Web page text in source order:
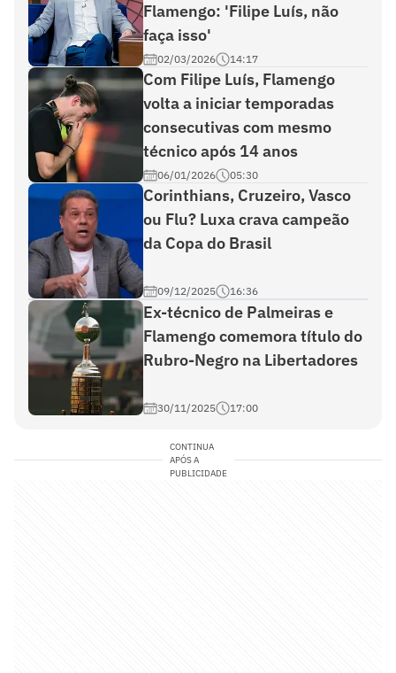
Flamengo: 'Filipe Luís, não
faça isso'
02/03/2026 14:17
Com Filipe Luís, Flamengo
volta a iniciar temporadas
consecutivas com mesmo
técnico após 14 anos
06/01/2026 05:30
Corinthians, Cruzeiro, Vasco
ou Flu? Luxa crava campeão
da Copa do Brasil
09/12/2025 16:36
Ex-técnico de Palmeiras e
Flamengo comemora título do
Rubro-Negro na Libertadores
30/11/2025 17:00
CONTINUA
APÓS A
PUBLICIDADE